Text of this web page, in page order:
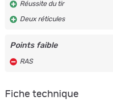
Réussite du tir
Deux réticules
Points faible
RAS
Fiche technique